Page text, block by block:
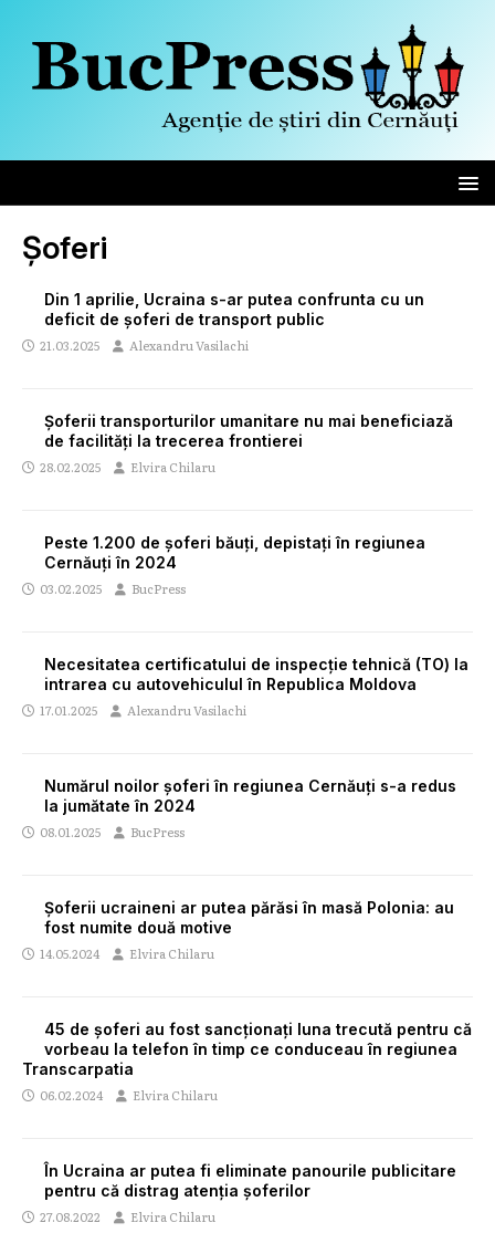
Șoferi
Din 1 aprilie, Ucraina s-ar putea confrunta cu un
deficit de șoferi de transport public
21.03.2025 Alexandru Vasilachi
Șoferii transporturilor umanitare nu mai beneficiază
de facilități la trecerea frontierei
28.02.2025 Elvira Chilaru
Peste 1.200 de șoferi băuți, depistați în regiunea
Cernăuți în 2024
03.02.2025 BucPress
Necesitatea certificatului de inspecție tehnică (TO) la
intrarea cu autovehiculul în Republica Moldova
17.01.2025 Alexandru Vasilachi
Numărul noilor șoferi în regiunea Cernăuți s-a redus
la jumătate în 2024
08.01.2025 BucPress
Șoferii ucraineni ar putea părăsi în masă Polonia: au
fost numite două motive
14.05.2024 Elvira Chilaru
45 de șoferi au fost sancționați luna trecută pentru că
vorbeau la telefon în timp ce conduceau în regiunea
Transcarpatia
06.02.2024 Elvira Chilaru
În Ucraina ar putea fi eliminate panourile publicitare
pentru că distrag atenția șoferilor
27.08.2022 Elvira Chilaru